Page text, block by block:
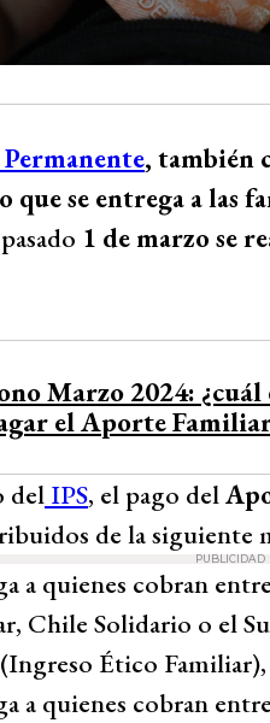
, también
se entrega a las
1 de marzo se
Marzo 2024: ¿cuál
el Aporte
del IPS, el pago del
de la siguiente
PUBLICIDAD
a quienes cobran
Chile Solidario o el
Ético Familiar),
a quienes cobran